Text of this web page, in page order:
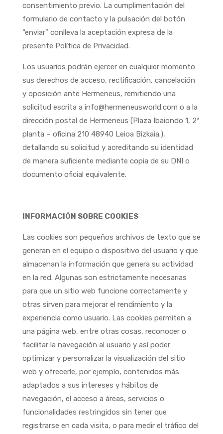
consentimiento previo. La cumplimentación del
formulario de contacto y la pulsación del botón
“enviar” conlleva la aceptación expresa de la
presente Política de Privacidad.
Los usuarios podrán ejercer en cualquier momento
sus derechos de acceso, rectificación, cancelación
y oposición ante Hermeneus, remitiendo una
solicitud escrita a info@hermeneusworld.com o a la
dirección postal de Hermeneus (Plaza Ibaiondo 1, 2ª
planta – oficina 210 48940 Leioa Bizkaia.),
detallando su solicitud y acreditando su identidad
de manera suficiente mediante copia de su DNI o
documento oficial equivalente.
INFORMACIÓN SOBRE COOKIES
Las cookies son pequeños archivos de texto que se
generan en el equipo o dispositivo del usuario y que
almacenan la información que genera su actividad
en la red. Algunas son estrictamente necesarias
para que un sitio web funcione correctamente y
otras sirven para mejorar el rendimiento y la
experiencia como usuario. Las cookies permiten a
una página web, entre otras cosas, reconocer o
facilitar la navegación al usuario y así poder
optimizar y personalizar la visualización del sitio
web y ofrecerle, por ejemplo, contenidos más
adaptados a sus intereses y hábitos de
navegación, el acceso a áreas, servicios o
funcionalidades restringidos sin tener que
registrarse en cada visita, o para medir el tráfico del